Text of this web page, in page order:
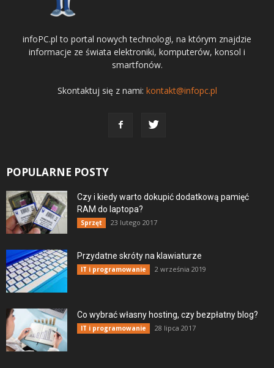
infoPC.pl to portal nowych technologi, na którym znajdzie
informacje ze świata elektroniki, komputerów, konsol i
smartfonów.
Skontaktuj się z nami: kontakt@infopc.pl
POPULARNE POSTY
Czy i kiedy warto dokupić dodatkową pamięć
RAM do laptopa?
Sprzęt 23 lutego 2017
Przydatne skróty na klawiaturze
IT i programowanie 2 września 2019
Co wybrać własny hosting, czy bezpłatny blog?
IT i programowanie 28 lipca 2017